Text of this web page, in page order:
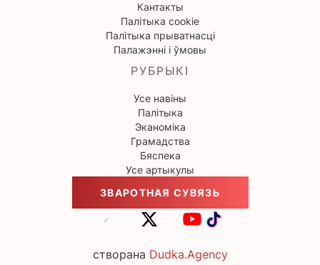
Кантакты
Палітыка cookie
Палітыка прыватнасці
Палажэнні і ўмовы
РУБРЫКІ
Усе навіны
Палітыка
Эканоміка
Грамадства
Бяспека
Усе артыкулы
ЗВАРОТНАЯ СУВЯЗЬ
створана Dudka.Agency